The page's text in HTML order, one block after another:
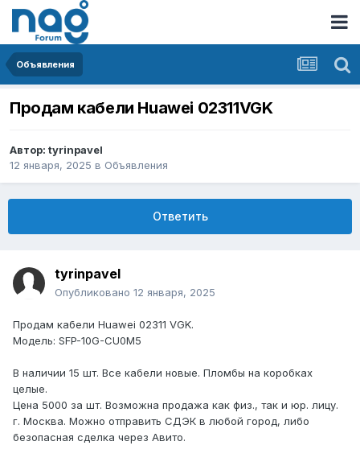
Объявления
Продам кабели Huawei 02311VGK
Автор: tyrinpavel
12 января, 2025 в Объявления
Ответить
tyrinpavel
Опубликовано 12 января, 2025
Продам кабели Huawei 02311 VGK.
Модель: SFP-10G-CU0M5
В наличии 15 шт. Все кабели новые. Пломбы на коробках
целые.
Цена 5000 за шт. Возможна продажа как физ., так и юр. лицу.
г. Москва. Можно отправить СДЭК в любой город, либо
безопасная сделка через Авито.